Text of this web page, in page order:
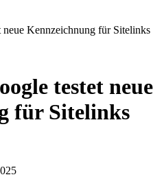
Kennzeichnung für Sitelinks
testet neue
für Sitelinks